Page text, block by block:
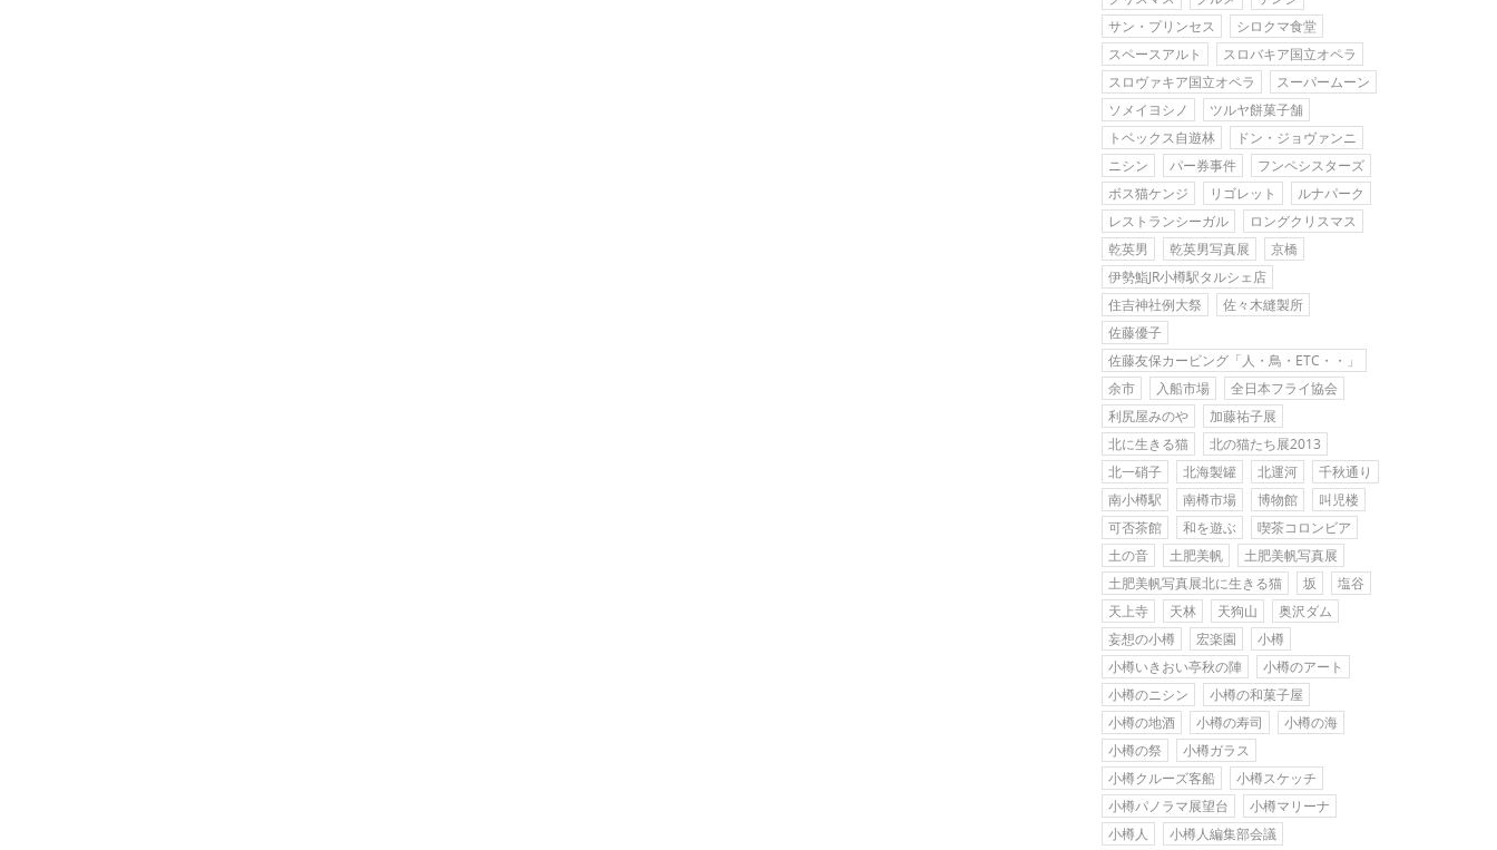
サン・プリンセス
シロクマ食堂
スペースアルト
スロバキア国立オペラ
スロヴァキア国立オペラ
スーパームーン
ソメイヨシノ
ツルヤ餅菓子舗
トベックス自遊林
ドン・ジョヴァンニ
ニシン
パー券事件
フンペシスターズ
ボス猫ケンジ
リゴレット
ルナパーク
レストランシーガル
ロングクリスマス
乾英男
乾英男写真展
京橋
伊勢鮨JR小樽駅タルシェ店
住吉神社例大祭
佐々木縫製所
佐藤優子
佐藤友保カービング「人・鳥・ETC・・」
余市
入船市場
全日本フライ協会
利尻屋みのや
加藤祐子展
北に生きる猫
北の猫たち展2013
北一硝子
北海製罐 北運河
千秋通り
南小樽駅
南樽市場 博物館
叫児楼
可否茶館
和を遊ぶ
喫茶コロンビア
土の音
土肥美帆
土肥美帆写真展
土肥美帆写真展北に生きる猫
坂
塩谷
天上寺
天林 天狗山
奥沢ダム
妄想の小樽
宏楽園
小樽
小樽いきおい亭秋の陣
小樽のアート
小樽のニシン
小樽の和菓子屋
小樽の地酒
小樽の寿司
小樽の海
小樽の祭
小樽ガラス
小樽クルーズ客船
小樽スケッチ
小樽パノラマ展望台
小樽マリーナ
小樽人
小樽人編集部会議